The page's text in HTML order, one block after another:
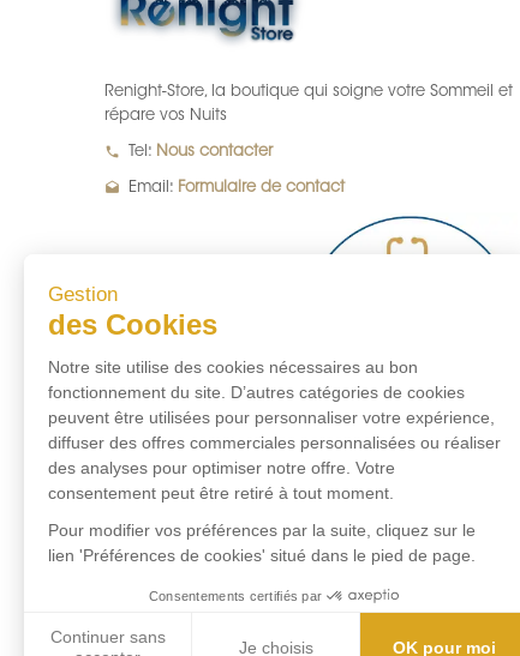
Gestion
des Cookies
Notre site utilise des cookies nécessaires au bon
fonctionnement du site. D’autres catégories de cookies
peuvent être utilisées pour personnaliser votre expérience,
diffuser des offres commerciales personnalisées ou réaliser
des analyses pour optimiser notre offre. Votre
consentement peut être retiré à tout moment.
Pour modifier vos préférences par la suite, cliquez sur le
lien 'Préférences de cookies' situé dans le pied de page.
Consentements certifiés par
Continuer sans
Je choisis OK pour moi
Renight-Store, la boutique qui soigne votre Sommeil et
répare vos Nuits
local_phone Tel: Nous contacter
drafts Email: Formulaire de contact